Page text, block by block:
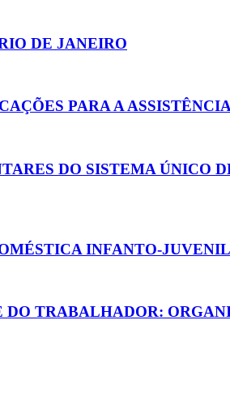
DE JANEIRO
PARA A
DO SISTEMA ÚNICO
INFANTO-
TRABALHADOR: